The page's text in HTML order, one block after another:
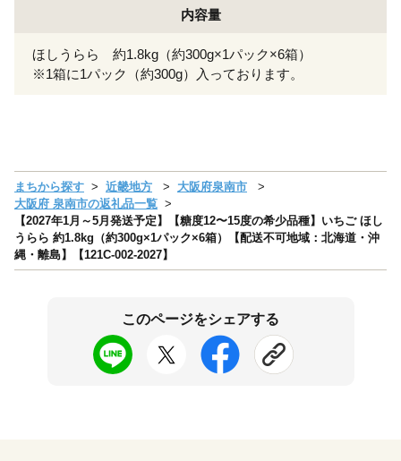
内容量
ほしうらら 約1.8kg（約300g×1パック×6箱）
※1箱に1パック（約300g）入っております。
まちから探す 近畿地方
大阪府泉南市
大阪府 泉南市の返礼品一覧
【2027年1月～5月発送予定】【糖度12〜15度の希少品種】いちご ほし
うらら 約1.8kg（約300g×1パック×6箱）【配送不可地域：北海道・沖
縄・離島】【121C-002-2027】
このページをシェアする